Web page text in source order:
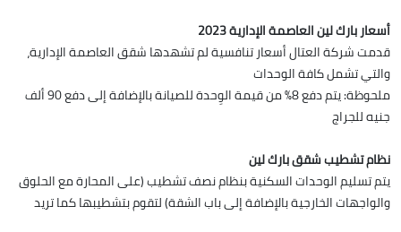
أسعار بارك لين العاصمة الإدارية 2023
قدمت شركة العتال أسعار تنافسية لم تشهدها شقق العاصمة الإدارية،
والتي تشمل كافة الوحدات
ملحوظة: يتم دفع 8% من قيمة الوِحدة للصيانة بالإضافة إلى دفع 90 ألف
جنيه للجراج
نظام تشطيب شقق بارك لين
يتم تسليم الوحدات السكنية بنظام نصف تشطيب (على المحارة مع الحلوق
والواجهات الخارجية بالإضافة إلى باب الشقة) لتقوم بتشطيبها كما تريد